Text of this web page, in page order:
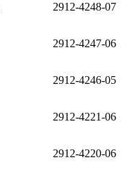
2912-4248-07
2912-4247-06
2912-4246-05
2912-4221-06
2912-4220-06